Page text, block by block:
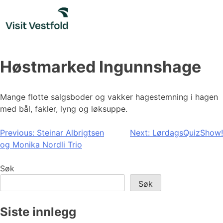
content
Høstmarked Ingunnshage
Mange flotte salgsboder og vakker hagestemning i hagen
med bål, fakler, lyng og løksuppe.
Innleggsnavigasjon
Previous: Steinar Albrigtsen
og Monika Nordli Trio
Next: LørdagsQuizShow!
Søk
Søk
Siste innlegg